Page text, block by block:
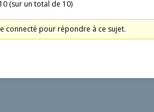
(sur un total de 10)
connecté pour répondre à ce sujet.